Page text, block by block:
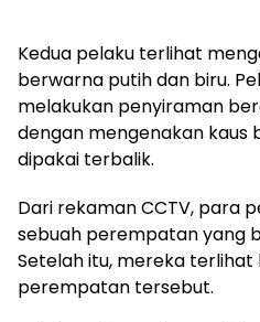
Kedua pelaku terlihat
berwarna putih dan biru.
melakukan penyiraman
dengan mengenakan kaus
dipakai terbalik.
Dari rekaman CCTV, para
sebuah perempatan yang
Setelah itu, mereka
perempatan tersebut.